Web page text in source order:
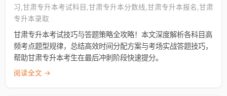
习,甘肃专升本考试科目,甘肃专升本分数线,甘肃专升本报名,甘肃
专升本录取
甘肃专升本考试技巧与答题策略全攻略！本文深度解析各科目高
频考点题型规律，总结高效时间分配方案与考场实战答题技巧，
帮助甘肃专升本考生在最后冲刺阶段快速提分。
阅读全文 →